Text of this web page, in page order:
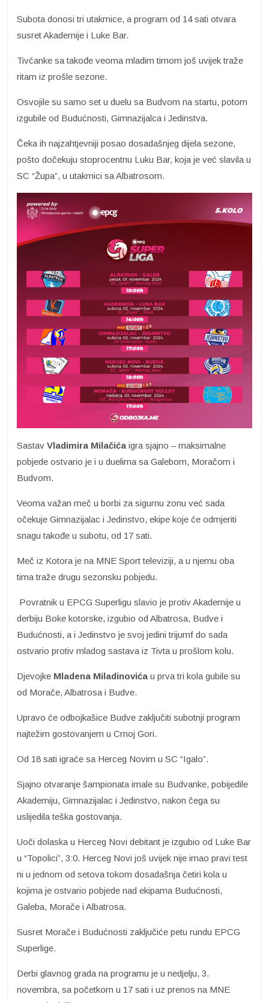
Subota donosi tri utakmice, a program od 14 sati otvara
susret Akademije i Luke Bar.
Tivćanke sa takođe veoma mladim timom još uvijek traže
ritam iz prošle sezone.
Osvojile su samo set u duelu sa Budvom na startu, potom
izgubile od Budućnosti, Gimnazijalca i Jedinstva.
Čeka ih najzahtjevniji posao dosadašnjeg dijela sezone,
pošto dočekuju stoprocentnu Luku Bar, koja je već slavila u
SC “Župa”, u utakmici sa Albatrosom.
Sastav Vladimira Milačića igra sjajno – maksimalne
pobjede ostvario je i u duelima sa Galebom, Moračom i
Budvom.
Veoma važan meč u borbi za sigurnu zonu već sada
očekuje Gimnazijalac i Jedinstvo, ekipe koje će odmjeriti
snagu takođe u subotu, od 17 sati.
Meč iz Kotora je na MNE Sport televiziji, a u njemu oba
tima traže drugu sezonsku pobjedu.
Povratnik u EPCG Superligu slavio je protiv Akademije u
derbiju Boke kotorske, izgubio od Albatrosa, Budve i
Budućnosti, a i Jedinstvo je svoj jedini trijumf do sada
ostvario protiv mladog sastava iz Tivta u prošlom kolu.
Djevojke Mladena Miladinovića u prva tri kola gubile su
od Morače, Albatrosa i Budve.
Upravo će odbojkašice Budve zaključiti subotnji program
najtežim gostovanjem u Crnoj Gori.
Od 18 sati igraće sa Herceg Novim u SC “Igalo”.
Sjajno otvaranje šampionata imale su Budvanke, pobijedile
Akademiju, Gimnazijalac i Jedinstvo, nakon čega su
uslijedila teška gostovanja.
Uoči dolaska u Herceg Novi debitant je izgubio od Luke Bar
u “Topolici”, 3:0. Herceg Novi još uvijek nije imao pravi test
ni u jednom od setova tokom dosadašnja četiri kola u
kojima je ostvario pobjede nad ekipama Budućnosti,
Galeba, Morače i Albatrosa.
Susret Morače i Budućnosti zaključiće petu rundu EPCG
Superlige.
Derbi glavnog grada na programu je u nedjelju, 3.
novembra, sa početkom u 17 sati i uz prenos na MNE